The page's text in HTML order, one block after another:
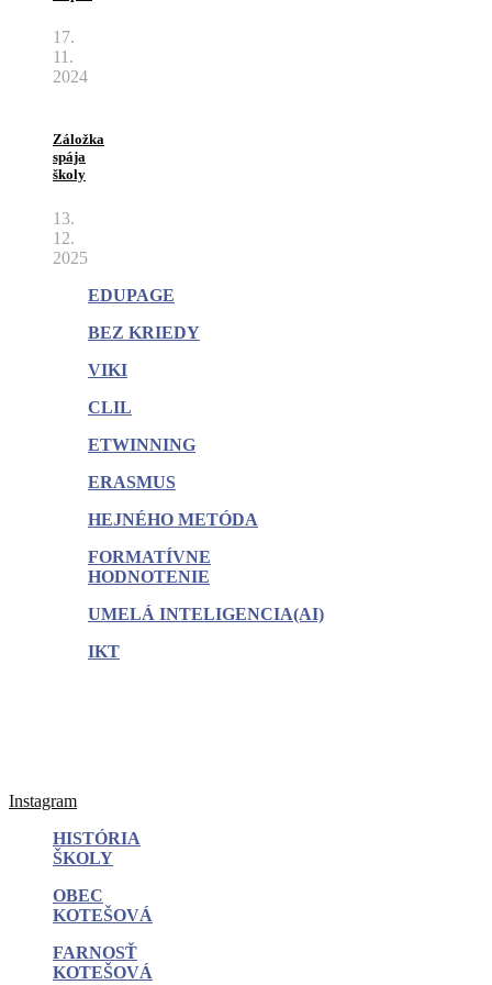
17.
11.
2024
Záložka
spája
školy
13.
12.
2025
EDUPAGE
BEZ KRIEDY
VIKI
CLIL
ETWINNING
ERASMUS
HEJNÉHO METÓDA
FORMATÍVNE
HODNOTENIE
UMELÁ INTELIGENCIA(AI)
IKT
Instagram
HISTÓRIA
ŠKOLY
OBEC
KOTEŠOVÁ
FARNOSŤ
KOTEŠOVÁ